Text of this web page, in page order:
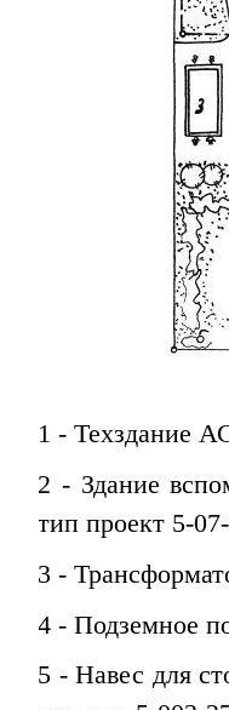
1 - Техздание
2 - Здание
тип проект 5-
3 -
4 - Подземное
5 - Навес для